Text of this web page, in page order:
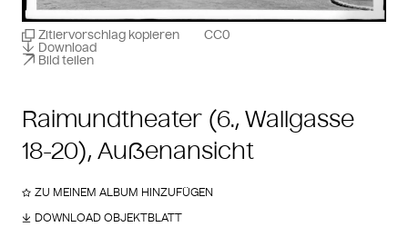
Raimundtheater (6., Wallgasse
18-20), Außenansicht
Zitiervorschlag kopieren
Download
Bild teilen
CC0
ZU MEINEM ALBUM HINZUFÜGEN
DOWNLOAD OBJEKTBLATT